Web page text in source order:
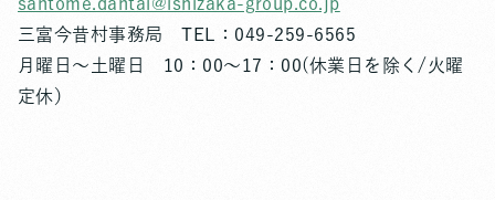
三富今昔村事務局 TEL：049-259-6565
月曜日～土曜日 10：00～17：00(休業日を除く/火曜
定休）